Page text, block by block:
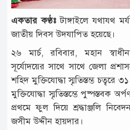
অপরাধ
দুর্ঘটনা
খেলাধুলা
চাকরি
লাইফ
স্টাইল
একতার কণ্ঠঃ টাঙ্গাইলে যথাযথ
জাতীয় দিবস উদযাপিত হয়েছে।
২৬ মার্চ, রবিবার, মহান
সূর্যোদয়ের সাথে সাথে জেলা
শহিদ মুক্তিযোদ্ধা স্মৃতিস্তম্ভ চত্বরে
মুক্তিযোদ্ধা স্মৃতিস্তম্ভে পুষ্পস্তবক
প্রথমে ফুল দিয়ে শ্রদ্ধাঞ্জলি
জসীম উদ্দীন হায়দার।